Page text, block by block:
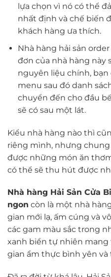
lựa chọn vì nó có thể
nhất định và chế biến
khách hàng ưa thích.
Nhà hàng hải sản
đơn của nhà hàng này
nguyên liệu chính,
menu sau đó danh
chuyển đến cho đầu
sẽ có sau một lát.
Kiểu nhà hàng nào thì
riêng mình, nhưng chung
được những món ăn
có thể sẽ thu hút được
Nhà hàng Hải Sản Cửa
ngon còn là một nhà
gian mới lạ, ấm cúng và
các gam màu sắc trong
xanh biển tự nhiên
gian ẩm thực bình yên và